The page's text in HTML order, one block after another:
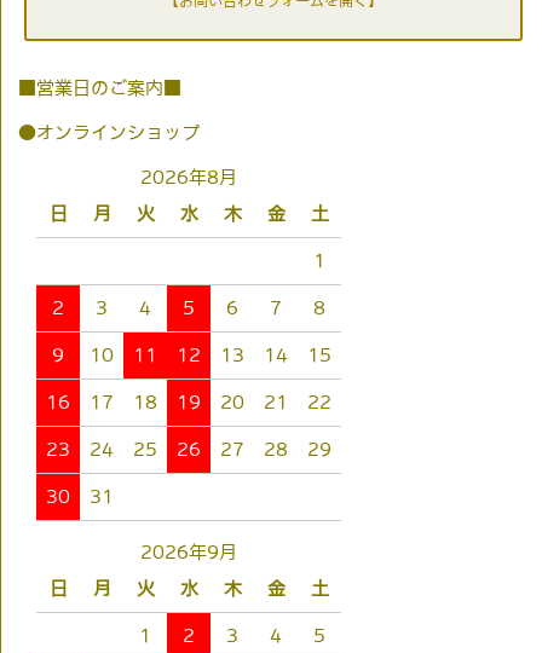
■営業日のご案内■
●オンラインショップ
2026年8月
日
月 火 水 木 金 土
1
2 3 4 5 6 7 8
9 10 11 12 13 14 15
16 17 18 19 20 21 22
23 24 25 26 27 28 29
30 31
2026年9月
日
月 火 水 木 金 土
1 2 3 4 5